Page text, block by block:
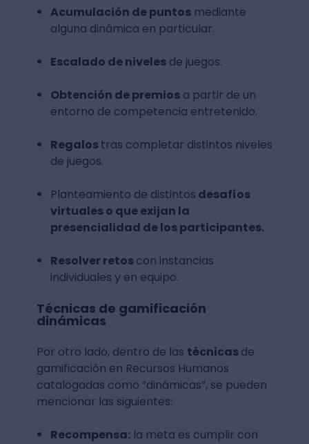
Acumulación de puntosmediante
alguna dinámica en particular.
Escalado de nivelesde juegos.
Obtención de premiosa partir de un
entorno de competencia entretenido.
Regalostras completar distintos niveles
de juegos.
Planteamiento de distintos desafíos
virtuales o que exijan la
presencialidad de los participantes.
Resolver retoscon instancias
individuales y en equipo.
Técnicas de gamificación
dinámicas
Por otro lado, dentro de las técnicasde
gamificación en Recursos Humanos
catalogadas como “dinámicas”, se pueden
mencionar las siguientes:
Recompensa:la meta es cumplir con